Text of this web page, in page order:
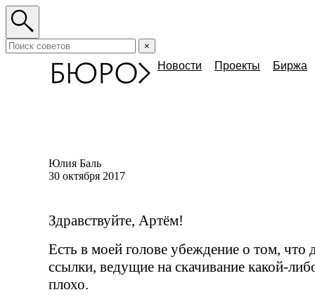
×
Новости Проекты Биржа
Юлия Баль
30 октября 2017
Здравствуйте, Артём!
Есть в моей голове убеждение о том, что
ссылки, ведущие на скачивание какой-
плохо.